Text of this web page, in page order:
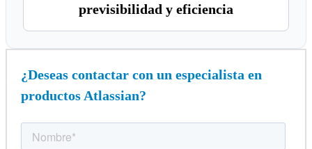
previsibilidad y eficiencia
¿Deseas contactar con un especialista en
productos Atlassian?